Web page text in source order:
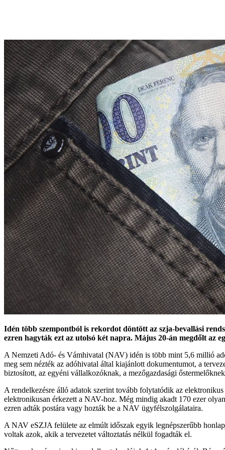
Idén több szempontból is rekordot döntött az szja-bevallási
ezren hagyták ezt az utolsó két napra. Május 20-án megdőlt az
A Nemzeti Adó- és Vámhivatal (NAV) idén is több mint 5,6 millió
meg sem nézték az adóhivatal által kiajánlott dokumentumot, a
biztosított, az egyéni vállalkozóknak, a mezőgazdasági
A rendelkezésre álló adatok szerint tovább folytatódik az
elektronikusan érkezett a NAV-hoz. Még mindig akadt 170 ezer
ezren adták postára vagy hozták be a NAV ügyfélszolgálataira.
A NAV eSZJA felülete az elmúlt időszak egyik legnépszerűbb
voltak azok, akik a tervezetet változtatás nélkül fogadták el.